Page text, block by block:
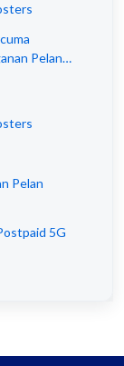
Pelan
Pelan
5G